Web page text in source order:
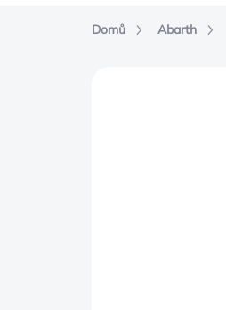
Domů Abarth